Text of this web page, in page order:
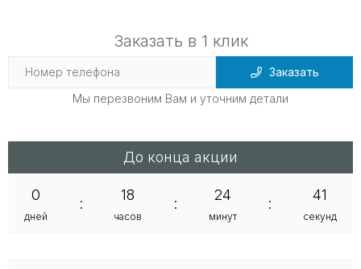
Заказать в 1 клик
Заказать
Мы перезвоним Вам и уточним детали
До конца акции
0
дней
:
18
часов
:
24
минут
:
41
секунд